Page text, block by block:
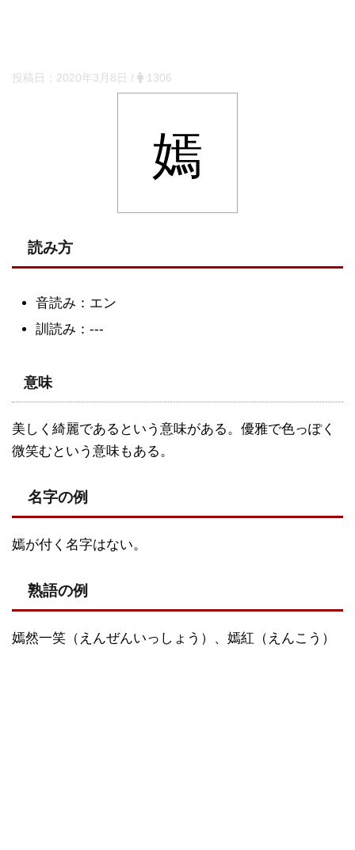
投稿日： 2020年3月8日 / 1306
嫣
読み方
音読み：エン
訓読み：---
意味
美しく綺麗であるという意味がある。優雅で色っぽく
微笑むという意味もある。
名字の例
嫣が付く名字はない。
熟語の例
嫣然一笑（えんぜんいっしょう）、嫣紅（えんこう）